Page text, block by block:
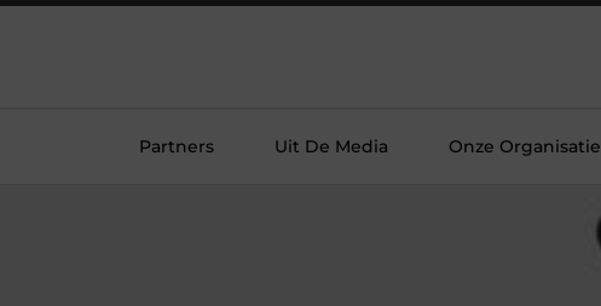
Partners Uit De Media Onze Organisatie